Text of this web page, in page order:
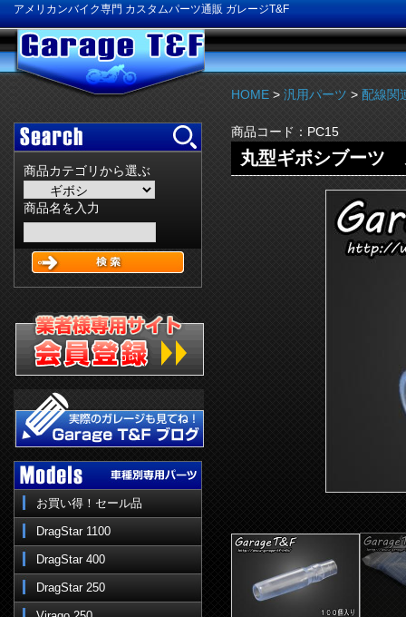
アメリカンバイク専門 カスタムパーツ通販 ガレージT&F
商品カテゴリから選ぶ
商品名を入力
お買い得！セール品
DragStar 1100
DragStar 400
DragStar 250
HOME > 汎用パーツ > 配線関
商品コード： PC15
丸型ギボシブーツ